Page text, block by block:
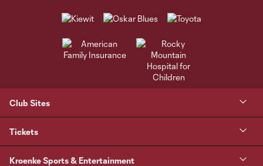
Club Sites
Tickets
Kroenke Sports & Entertainment